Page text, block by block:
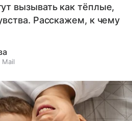
вызывать как тёплые,
Расскажем, к чему